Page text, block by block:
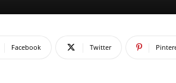
Facebook Twitter